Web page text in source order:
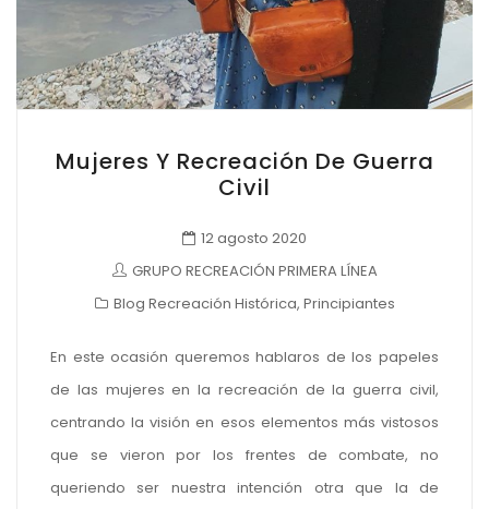
Mujeres Y Recreación De Guerra
Civil
12 agosto 2020
GRUPO RECREACIÓN PRIMERA LÍNEA
Blog Recreación Histórica, Principiantes
En este ocasión queremos hablaros de los papeles
de las mujeres en la recreación de la guerra civil,
centrando la visión en esos elementos más vistosos
que se vieron por los frentes de combate, no
queriendo ser nuestra intención otra que la de